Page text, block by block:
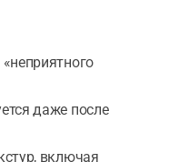
даже после
включая